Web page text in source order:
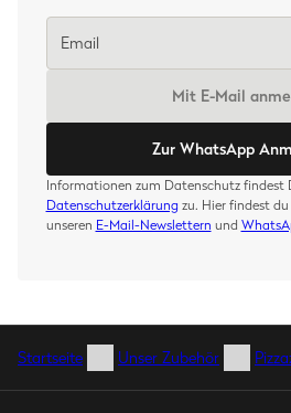
Mit E-Mail
Zur WhatsApp
Informationen zum Datenschutz findest
Datenschutzerklärung zu. Hier findest
unseren E-Mail-Newslettern und
Startseite Unser Zubehör